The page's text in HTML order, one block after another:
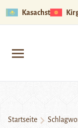
Kasachstan
Startseite